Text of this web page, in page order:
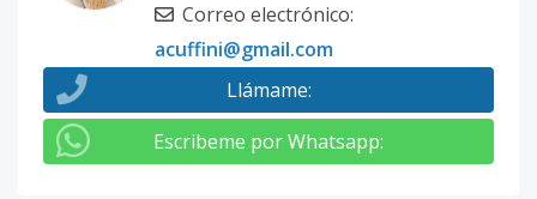
Correo electrónico:
acuffini@gmail.com
Llámame:
Escribeme por Whatsapp: